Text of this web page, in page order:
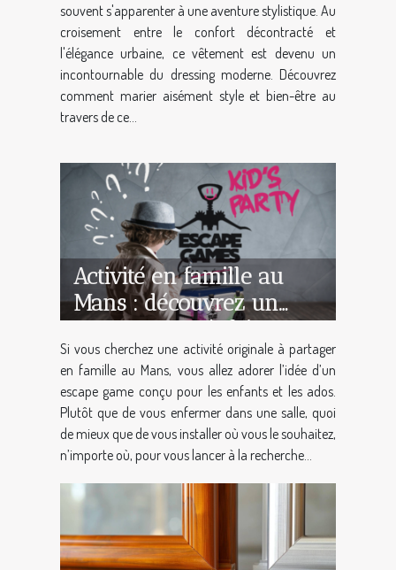
souvent s'apparenter à une aventure stylistique. Au
croisement entre le confort décontracté et
l'élégance urbaine, ce vêtement est devenu un
incontournable du dressing moderne. Découvrez
comment marier aisément style et bien-être au
travers de ce...
Activité en famille au
Mans : découvrez un
escape game à faire
n’importe où avec des
enfants et ados à partir
de 7 ans !
Si vous cherchez une activité originale à partager
en famille au Mans, vous allez adorer l’idée d’un
escape game conçu pour les enfants et les ados.
Plutôt que de vous enfermer dans une salle, quoi
de mieux que de vous installer où vous le souhaitez,
n’importe où, pour vous lancer à la recherche...